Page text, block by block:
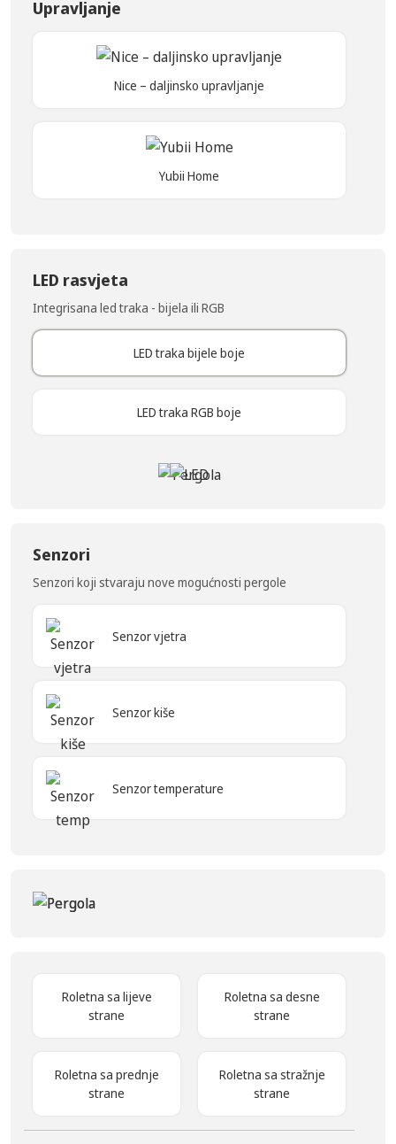
Upravljanje
Nice – daljinsko upravljanje
Yubii Home
LED rasvjeta
Integrisana led traka - bijela ili RGB
LED traka bijele boje
LED traka RGB boje
Senzori
Senzori koji stvaraju nove mogućnosti pergole
Senzor vjetra
Senzor kiše
Senzor temperature
Roletna sa lijeve
strane
Roletna sa desne
strane
Roletna sa prednje
strane
Roletna sa stražnje
strane